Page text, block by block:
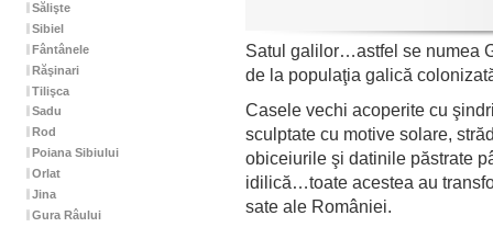
Sălişte
Sibiel
Fântânele
Răşinari
Tilişca
Sadu
Rod
Poiana Sibiului
Orlat
Jina
Gura Râului
Satul galilor…astfel se numea
de la populaţia galică
Casele vechi acoperite cu
sculptate cu motive solare,
obiceiurile şi datinile păstrate
idilică…toate acestea au
sate ale României.